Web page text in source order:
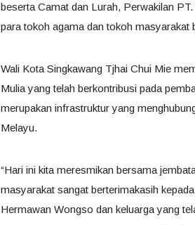
beserta Camat dan Lurah, Perwakilan
para tokoh agama dan tokoh masyarakat
Wali Kota Singkawang Tjhai Chui Mie
Mulia yang telah berkontribusi pada
merupakan infrastruktur yang
Melayu.
“Hari ini kita meresmikan bersama
masyarakat sangat berterimakasih
Hermawan Wongso dan keluarga yang